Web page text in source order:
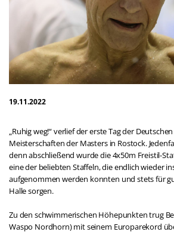
19.11.2022
„Ruhig weg!“ verlief der erste Tag der
Meisterschaften der Masters in Rostock.
denn abschließend wurde die 4x50m Freistil-
eine der beliebten Staffeln, die endlich wieder
aufgenommen werden konnten und stets für
Halle sorgen.
Zu den schwimmerischen Höhepunkten trug
Waspo Nordhorn) mit seinem Europarekord